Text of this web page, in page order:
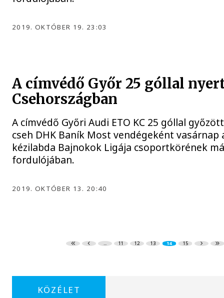
2019. OKTÓBER 19. 23:03
A címvédő Győr 25 góllal
Csehországban
A címvédő Győri Audi ETO KC 25 góllal
cseh DHK Baník Most vendégeként vasárnap
kézilabda Bajnokok Ligája csoportkörének
fordulójában.
2019. OKTÓBER 13. 20:40
... 11 12 13 14 15
KÖZÉLET